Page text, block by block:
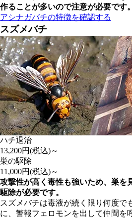
作ることが多いので注意が必要です。
アシナガバチの特徴を確認する
スズメバチ
ハチ退治
13,200円(税込)～
巣の駆除
11,000円(税込)～
攻撃性が高く毒性も強いため、巣を
駆除が必要です。
スズメバチは毒液が続く限り何度で
に、警報フェロモンを出して仲間を